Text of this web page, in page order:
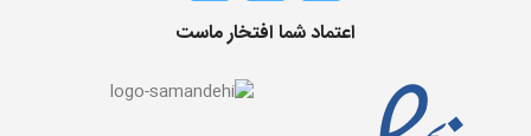
اعتماد شما افتخار ماست